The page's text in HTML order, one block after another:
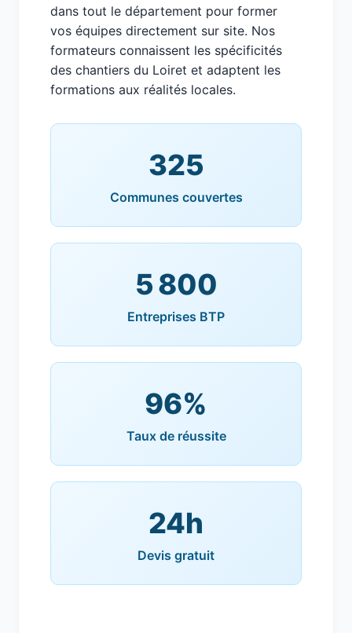
dans tout le département pour former
vos équipes directement sur site. Nos
formateurs connaissent les spécificités
des chantiers du Loiret et adaptent les
formations aux réalités locales.
325
Communes couvertes
5 800
Entreprises BTP
96%
Taux de réussite
24h
Devis gratuit